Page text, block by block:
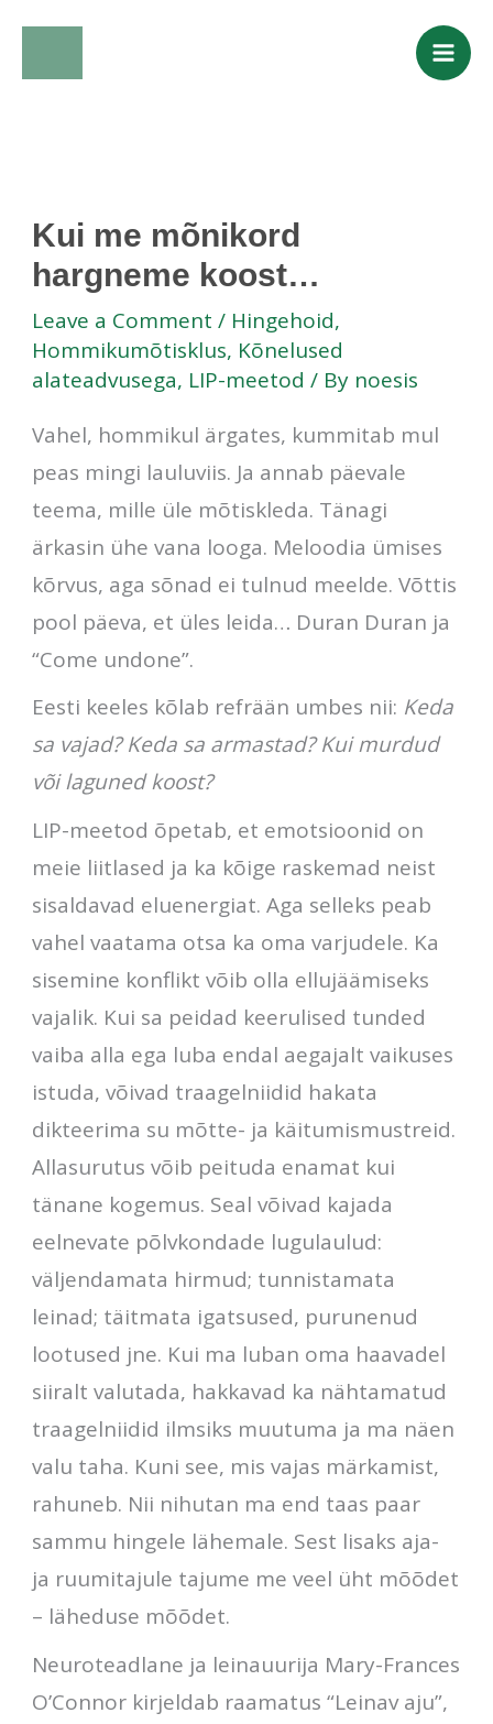
Kui me mõnikord
hargneme koost…
Leave a Comment / Hingehoid,
Hommikumõtisklus, Kõnelused
alateadvusega, LIP-meetod / By noesis
Vahel, hommikul ärgates, kummitab mul
peas mingi lauluviis. Ja annab päevale
teema, mille üle mõtiskleda. Tänagi
ärkasin ühe vana looga. Meloodia ümises
kõrvus, aga sõnad ei tulnud meelde. Võttis
pool päeva, et üles leida… Duran Duran ja
“Come undone”.
Eesti keeles kõlab refrään umbes nii: Keda
sa vajad? Keda sa armastad? Kui murdud
või laguned koost?
LIP-meetod õpetab, et emotsioonid on
meie liitlased ja ka kõige raskemad neist
sisaldavad eluenergiat. Aga selleks peab
vahel vaatama otsa ka oma varjudele. Ka
sisemine konflikt võib olla ellujäämiseks
vajalik. Kui sa peidad keerulised tunded
vaiba alla ega luba endal aegajalt vaikuses
istuda, võivad traagelniidid hakata
dikteerima su mõtte- ja käitumismustreid.
Allasurutus võib peituda enamat kui
tänane kogemus. Seal võivad kajada
eelnevate põlvkondade lugulaulud:
väljendamata hirmud; tunnistamata
leinad; täitmata igatsused, purunenud
lootused jne. Kui ma luban oma haavadel
siiralt valutada, hakkavad ka nähtamatud
traagelniidid ilmsiks muutuma ja ma näen
valu taha. Kuni see, mis vajas märkamist,
rahuneb. Nii nihutan ma end taas paar
sammu hingele lähemale. Sest lisaks aja-
ja ruumitajule tajume me veel üht mõõdet
– läheduse mõõdet.
Neuroteadlane ja leinauurija Mary-Frances
O’Connor kirjeldab raamatus “Leinav aju”,